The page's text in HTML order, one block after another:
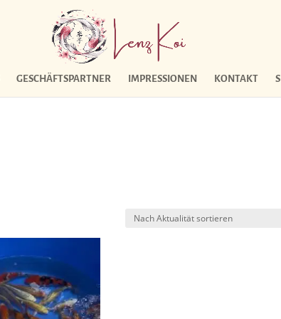
GESCHÄFTSPARTNER IMPRESSIONEN KONTAKT